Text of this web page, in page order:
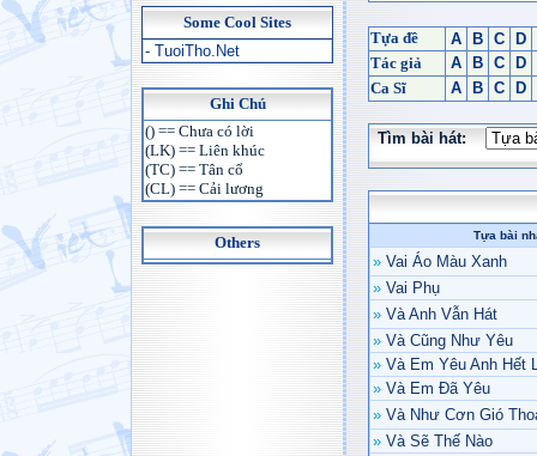
Some Cool Sites
- TuoiTho.Net
Ghi Chú
() == Chưa có lời
(LK) == Liên khúc
(TC) == Tân cổ
(CL) == Cải lương
Others
Tựa đề A B C
D
Tác giả
A B C
D
Ca Sĩ
A B C D
Tìm bài hát:
Tựa bài
» Vai Áo Màu Xanh
» Vai Phụ
» Và Anh Vẫn Hát
» Và Cũng Như Yêu
» Và Em Yêu Anh Hết
» Và Em Đã Yêu
» Và Như Cơn Gió
» Và Sẽ Thế Nào